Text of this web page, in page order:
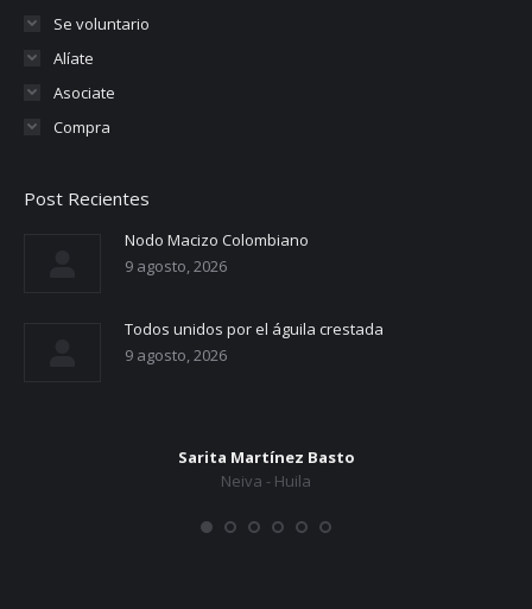
Se voluntario
Alíate
Asociate
Compra
Post Recientes
Nodo Macizo Colombiano
9 agosto, 2026
Todos unidos por el águila crestada
9 agosto, 2026
Sarita Martínez Basto
Neiva - Huila